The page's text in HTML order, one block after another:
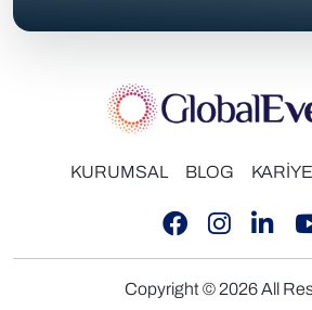
KURUMSAL BLOG
Copyright © 2026 All